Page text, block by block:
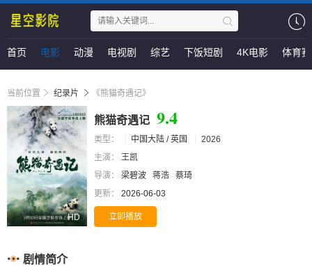
首页 电影 动漫 电视剧 综艺 下饭短剧 4K电影 体育
当前位置 纪录片 《熊猫奇遇记》
HD
熊猫奇遇记 9.4
类型： 中国大陆 / 英国
2026
主演：
王凯
导演：
梁碧波 蒋浩
蔡琦
更新：
2026-06-03
立即播放
剧情简介